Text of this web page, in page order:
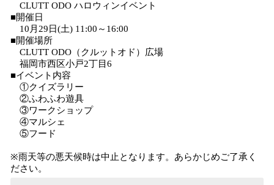
CLUTT ODO ハロウィンイベント
■開催日
10月29日(土) 11:00～16:00
■開催場所
CLUTT ODO（クルットオド）広場
福岡市西区小戸2丁目6
■イベント内容
①クイズラリー
②ふわふわ遊具
③ワークショップ
④マルシェ
⑤フード
※雨天等の悪天候時は中止となります。あらかじめご了承く
ださい。